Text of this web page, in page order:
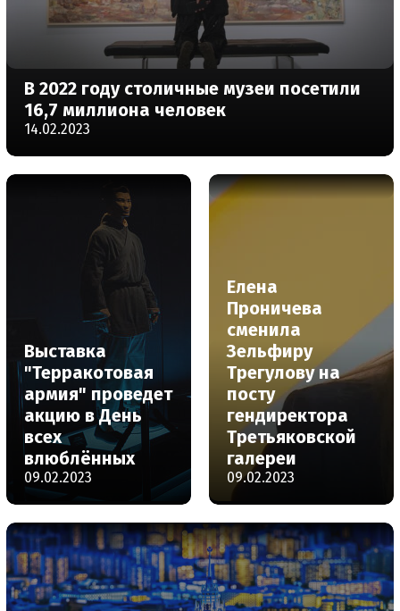
В 2022 году столичные музеи посетили
16,7 миллиона человек
14.02.2023
Выставка
"Терракотовая
армия" проведет
акцию в День
всех
влюблённых
09.02.2023
Елена
Проничева
сменила
Зельфиру
Трегулову на
посту
гендиректора
Третьяковской
галереи
09.02.2023